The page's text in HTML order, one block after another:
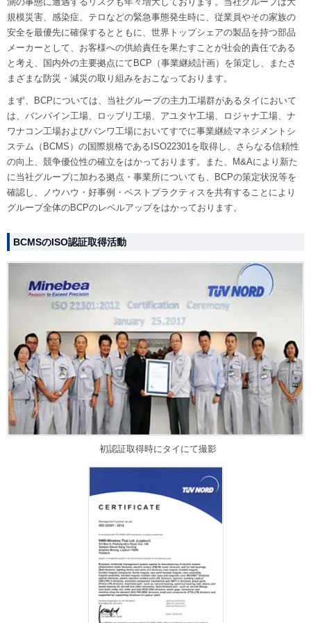
規模災害、感染症、テロなどの緊急事態発生時に、従業員やその家族の
安全を最優先に確保するとともに、世界トップシェアの製品を持つ部品
メーカーとして、お客様への供給責任を果たすことが社会的責任である
と考え、国内外の主要拠点にてBCP（事業継続計画）を策定し、またさ
まざまな防災・減災の取り組みをおこなっております。
まず、BCPについては、当社グループの主力工場群があるタイにおいて
は、バンパイン工場、ロッブリ工場、アユタヤ工場、ロジャナ工場、ナ
ワナコン工場およびバンワ工場においてすでに事業継続マネジメントシ
ステム（BCMS）の国際規格であるISO22301を取得し、さらなる信頼性
の向上、競争優位性の確立をはかっております。また、M&Aにより新た
に当社グループに加わる拠点・事業所についても、BCPの策定状況等を
確認し、ノウハウ・好事例・ベストプラクティスを共有することにより
グループ全体のBCPのレベルアップをはかっております。
BCMSのISO認証取得活動
初認証取得時にタイにて撮影